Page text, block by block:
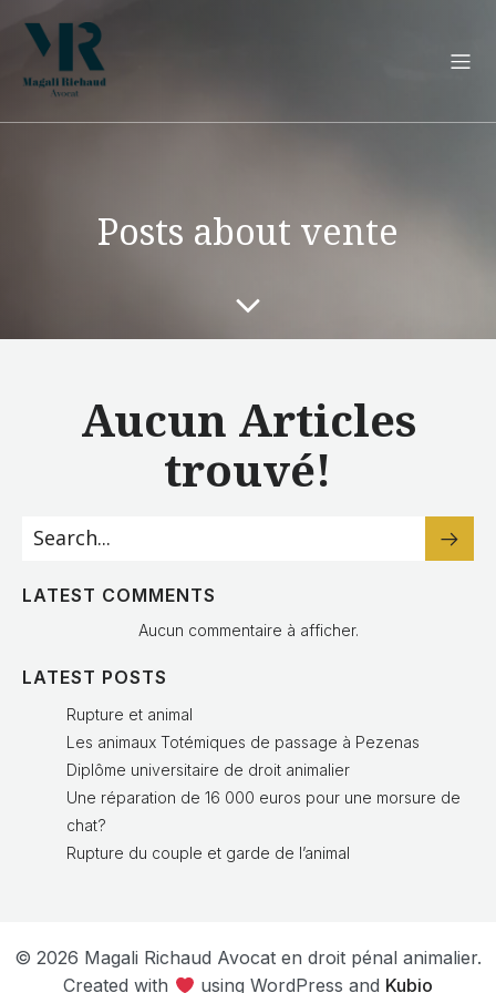
Posts about vente
Aucun Articles
trouvé!
LATEST COMMENTS
Aucun commentaire à afficher.
LATEST POSTS
Rupture et animal
Les animaux Totémiques de passage à Pezenas
Diplôme universitaire de droit animalier
Une réparation de 16 000 euros pour une morsure de
chat?
Rupture du couple et garde de l’animal
© 2026 Magali Richaud Avocat en droit pénal animalier.
Created with
using WordPress and Kubio